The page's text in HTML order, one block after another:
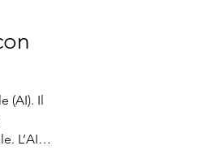
(AI). Il
L’AI